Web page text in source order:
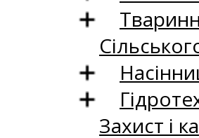
Захист і